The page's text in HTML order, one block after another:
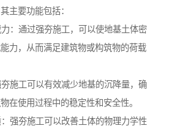
主要功能包括：
：通过强夯施工，可以使地基土体密
力，从而满足建筑物或构筑物的荷载
施工可以有效减少地基的沉降量，确
在使用过程中的稳定性和安全性。
强夯施工可以改善土体的物理力学性